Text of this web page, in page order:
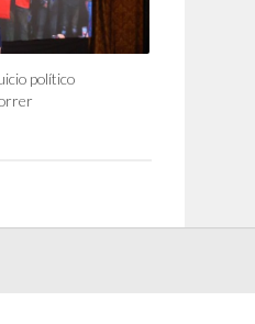
político